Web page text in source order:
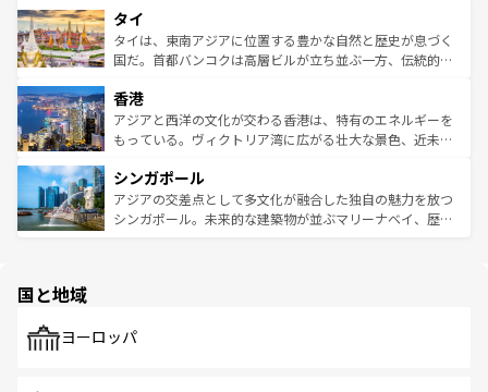
リティに包まれながら、韓国の多彩な魅力を心ゆくまで味
わってみてほしい。 なお、新着の韓国情報はコンテンツ一
覧を参照してほしい。
急速な発展と共に伝統が息づく。ハノイの古い町並みやホ
ーチミン市のフランス統治時代の建物も、独特の雰囲気を
醸し出している。また、バラエティの豊かさとおいしさで
とつ。フォーやバインミー、ベトナムコーヒーなどは、ぜ
ひ現地で味わいたい。どの地域を訪れてもあたたかい人々
が旅行者を迎えてくれるので、きっと忘れられない旅にな
参照してほしい。
タイ
タイは、東南アジアに位置する豊かな自然と歴史が息づく
国だ。首都バンコクは高層ビルが立ち並ぶ一方、伝統的な
の活気が交差している。北部ではチェンマイなどの山岳地
帯で自然と触れ合い、南部ではプーケットやクラビの美し
いビーチでリゾート気分を楽しむことができる。タイ料理
激する。気候は一年中温暖で、どの季節にも異なる楽しみ
が待っている。親しみやすいタイの人々、仏教を中心とし
た文化、そして多様な観光資源が、訪れる旅人を魅了し続
香港
アジアと西洋の文化が交わる香港は、特有のエネルギーを
もっている。ヴィクトリア湾に広がる壮大な景色、近未来
み、どこを訪れても感動するはず。観光スポットが密集し
ており、効率よく見どころを回れるのも魅力。息をのむよ
うな絶景から文化的な体験まで、香港を存分に楽しみ尽く
シンガポール
アジアの交差点として多文化が融合した独自の魅力を放つ
シンガポール。未来的な建築物が並ぶマリーナベイ、歴史
で、ホーカーズは地元の風情を楽しめる外せないスポット
国と地域
ヨーロッパ